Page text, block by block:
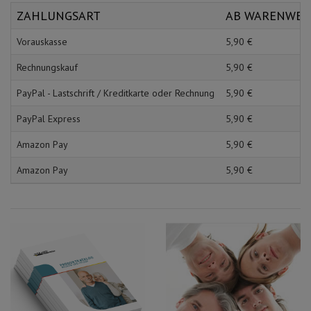
Ärmelschoner
Unterlagen und
ZAHLUNGSART AB
Vorauskasse 5,90 €
Rechnungskauf 5,90 €
PayPal - Lastschrift / Kreditkarte oder Rechnung 5,90 €
PayPal Express 5,90 €
Amazon Pay 5,90 €
Amazon Pay 5,90 €